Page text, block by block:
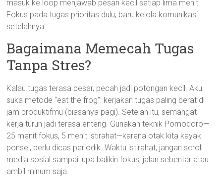
masuk ke loop menjawab pesan kecil setiap lima menit.
Fokus pada tugas prioritas dulu, baru kelola komunikasi
setelahnya.
Bagaimana Memecah Tugas
Tanpa Stres?
Kalau tugas terasa besar, pecah jadi potongan kecil. Aku
suka metode “eat the frog”: kerjakan tugas paling berat di
jam produktifmu (biasanya pagi). Setelah itu, semangat
kerja turun jadi terasa enteng. Gunakan teknik Pomodoro—
25 menit fokus, 5 menit istirahat—karena otak kita kayak
ponsel, perlu dicas periodik. Waktu istirahat, jangan scroll
media sosial sampai lupa balikin fokus; jalan sebentar atau
ambil minum saja.